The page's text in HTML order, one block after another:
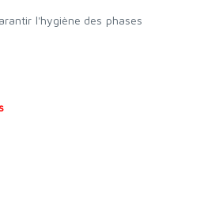
l'hygiène des phases